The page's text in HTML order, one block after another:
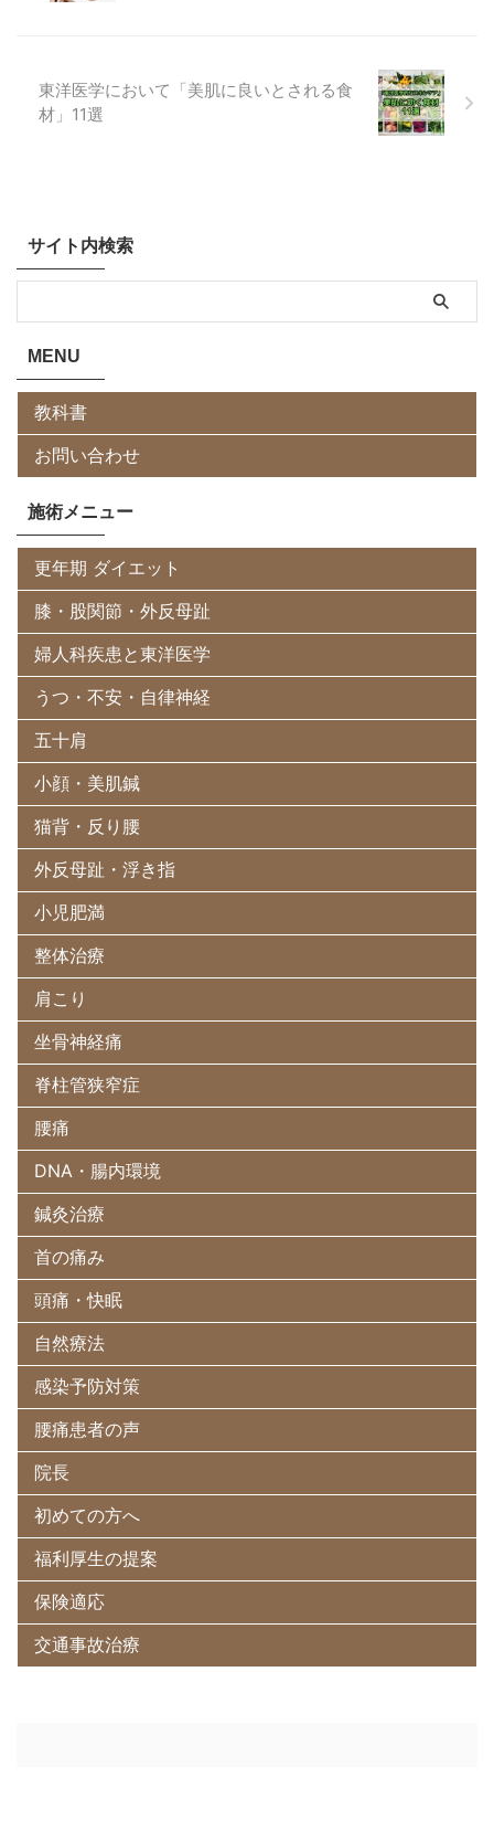
東洋医学において「美肌に良いとされる食
材」11選
サイト内検索
MENU
教科書
お問い合わせ
施術メニュー
更年期 ダイエット
膝・股関節・外反母趾
婦人科疾患と東洋医学
うつ・不安・自律神経
五十肩
小顔・美肌鍼
猫背・反り腰
外反母趾・浮き指
小児肥満
整体治療
肩こり
坐骨神経痛
脊柱管狭窄症
腰痛
DNA・腸内環境
鍼灸治療
首の痛み
頭痛・快眠
自然療法
感染予防対策
腰痛患者の声
院長
初めての方へ
福利厚生の提案
保険適応
交通事故治療